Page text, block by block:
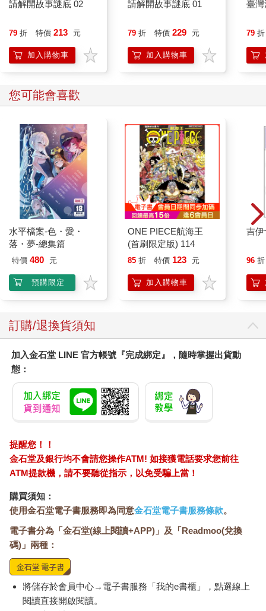
請解開故事謎底 02
79 折 特價 213 元
加入購物車
請解開故事謎底 01
79 折 特價 229 元
加入購物車
臺
79 折
您可能會喜歡
水平檔案-色・愛・
落・夢-總集篇
特價 480 元
預購限定
ONE PIECE航海王
(首刷限定版) 114
85 折 特價 123 元
加入購物車
吉
96 折
訂購/退換貨須知
加入金石堂 LINE 官方帳號『完成綁定』，隨時掌握出貨動
態：
提醒您！！
金石堂及銀行均不會請您操作ATM! 如接獲電話要求您前往
ATM提款機，請不要聽從指示，以免受騙上當！
購買須知：
使用金石堂電子書服務即為同意金石堂電子書服務條款。
電子書分為「金石堂(線上閱讀+APP)」及「Readmoo(兌換
碼)」兩種：
將儲存於會員中心→電子書服務「我的e書櫃」，點選線上
閱讀直接開啟閱讀。